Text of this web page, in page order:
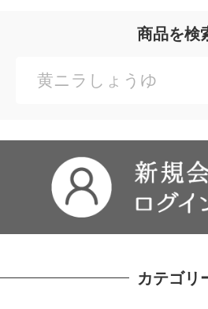
商品を検
カテゴリ